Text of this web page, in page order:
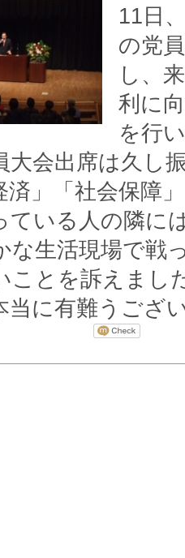
11日
の党
し、
利に
を行
大会出席は久し
済」「社会保障
ている人の隣に
な生活現場で戦
ことを訴えまし
当に有難うござ